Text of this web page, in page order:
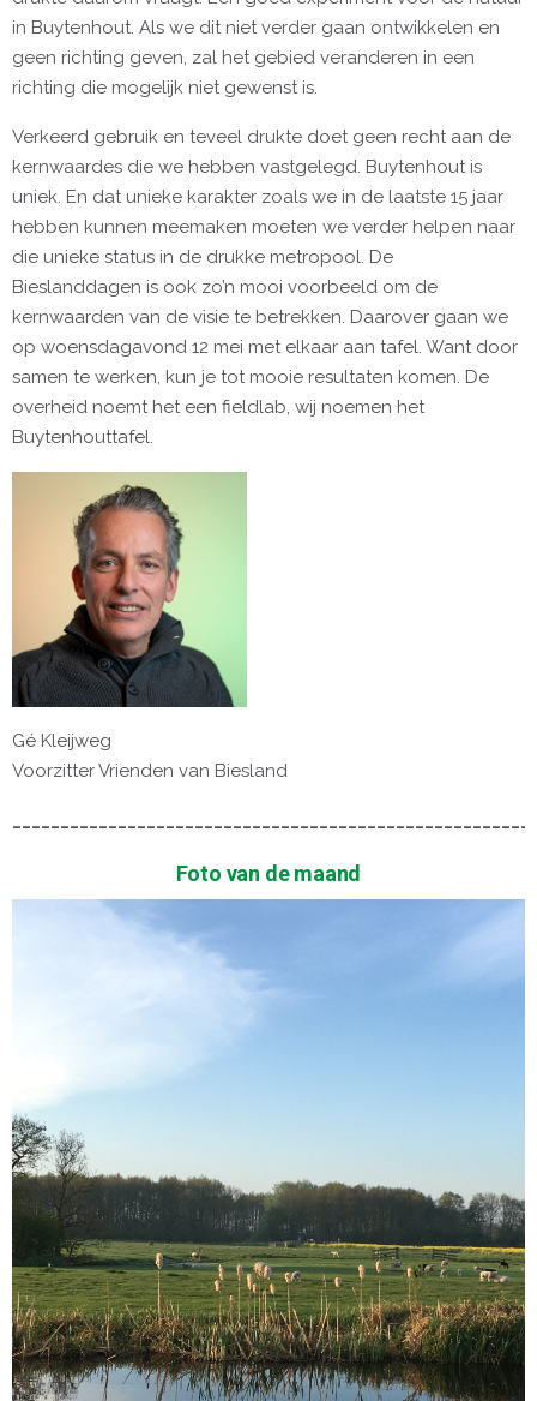
in Buytenhout. Als we dit niet verder gaan ontwikkelen en
geen richting geven, zal het gebied veranderen in een
richting die mogelijk niet gewenst is.
Verkeerd gebruik en teveel drukte doet geen recht aan de
kernwaardes die we hebben vastgelegd. Buytenhout is
uniek. En dat unieke karakter zoals we in de laatste 15 jaar
hebben kunnen meemaken moeten we verder helpen naar
die unieke status in de drukke metropool. De
Bieslanddagen is ook zo’n mooi voorbeeld om de
kernwaarden van de visie te betrekken. Daarover gaan we
op woensdagavond 12 mei met elkaar aan tafel. Want door
samen te werken, kun je tot mooie resultaten komen. De
overheid noemt het een fieldlab, wij noemen het
Buytenhouttafel.
Gé Kleijweg
Voorzitter Vrienden van Biesland
Foto van de maand